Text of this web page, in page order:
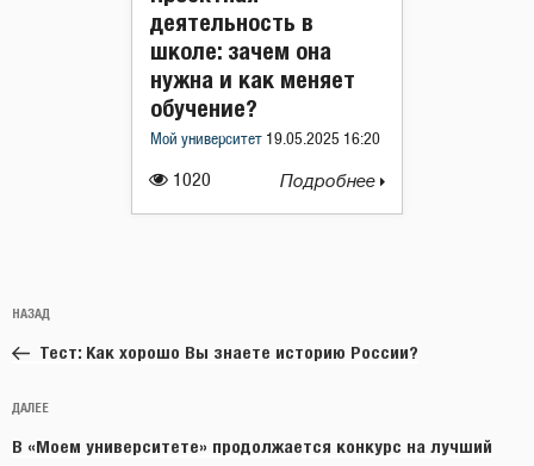
1020
деятельность в
школе: зачем она
нужна и как меняет
обучение?
Мой университет 19.05.2025 16:20
Подробнее
по
записям
Предыдущая
запись:
НАЗАД
Тест: Как хорошо Вы знаете историю России?
Следующая
запись
ДАЛЕЕ
В «Моем университете» продолжается конкурс на лучший